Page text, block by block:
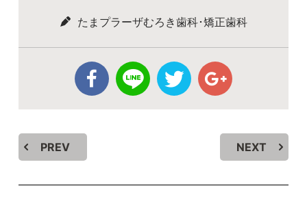
たまプラーザむろき歯科･矯正歯科
PREV NEXT